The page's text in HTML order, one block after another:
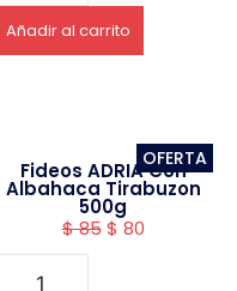
Añadir al carrito
OFERTA
Fideos ADRIA Con
Albahaca Tirabuzon
500g
$85 $ 80